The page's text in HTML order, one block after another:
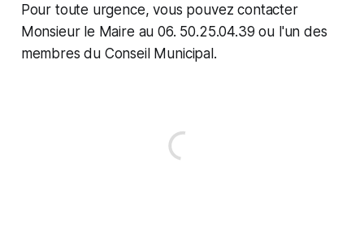
Pour toute urgence, vous pouvez contacter
Monsieur le Maire au 06. 50.25.04.39 ou l'un des
membres du Conseil Municipal.